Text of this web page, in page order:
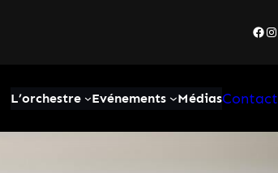
L’orchestre Evénements MédiasContact